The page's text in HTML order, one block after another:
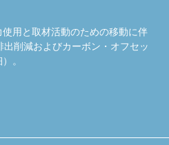
用と取材活動のための移動に伴
削減およびカーボン・オフセッ
）。